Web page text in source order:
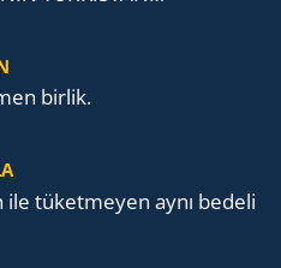
birlik.
tü­ket­me­yen aynı be­de­li